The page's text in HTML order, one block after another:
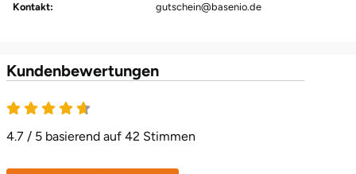
Kontakt: gutschein@basenio.de
Kundenbewertungen
4.7 / 5 basierend auf 42 Stimmen
Kerken
Kiel